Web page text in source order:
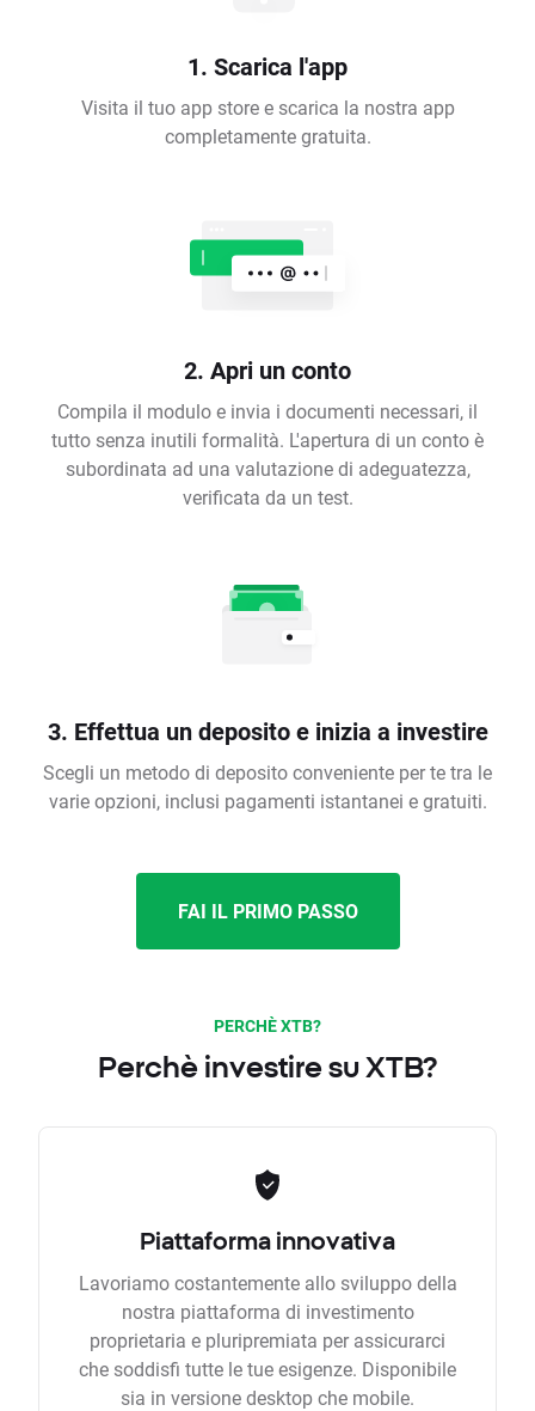
1. Scarica l'app
Visita il tuo app store e scarica la nostra app
completamente gratuita.
2. Apri un conto
Compila il modulo e invia i documenti necessari, il
tutto senza inutili formalità. L'apertura di un conto è
subordinata ad una valutazione di adeguatezza,
verificata da un test.
3. Effettua un deposito e inizia a investire
Scegli un metodo di deposito conveniente per te tra le
varie opzioni, inclusi pagamenti istantanei e gratuiti.
FAI IL PRIMO PASSO
PERCHÈ XTB?
Perchè investire su XTB?
Piattaforma innovativa
Lavoriamo costantemente allo sviluppo della
nostra piattaforma di investimento
proprietaria e pluripremiata per assicurarci
che soddisfi tutte le tue esigenze. Disponibile
sia in versione desktop che mobile.